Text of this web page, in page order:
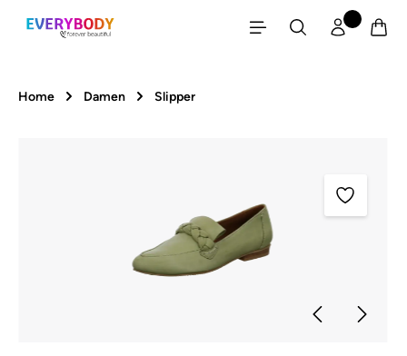
Zum Hauptinhalt springen
Home Damen Slipper